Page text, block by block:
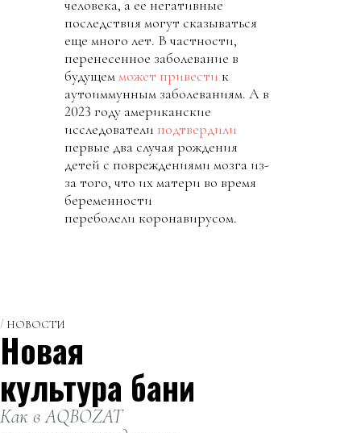
человека, а ее негативные
последствия могут сказываться
еще много лет. В частности,
перенесенное заболевание в
будущемможет привести к
аутоиммунным заболеваниям. А в
2023 году американские
исследователи подтвердили
первые два случая рождения
детей с повреждениями мозга из-
за того, что их матери во время
беременности
переболели коронавирусом.
НОВОСТИ
Новая
культура бани
Как в AQBOZAT